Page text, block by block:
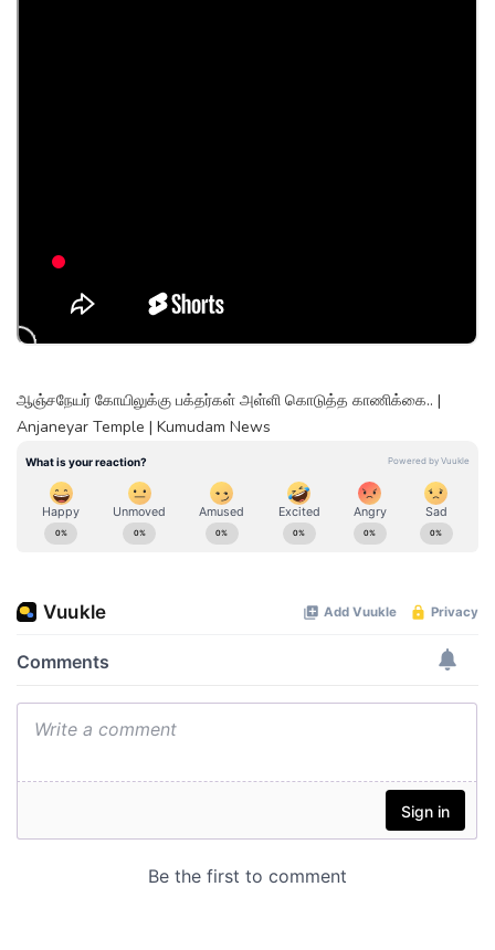
ஆஞ்சநேயர் கோயிலுக்கு பக்தர்கள் அள்ளி கொடுத்த காணிக்கை.. |
Anjaneyar Temple | Kumudam News